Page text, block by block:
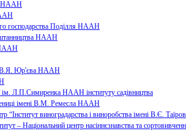
НААН
господарства Поділля НААН
НААН
НААН
В.Я. Юр'єва НААН
ім. Л.П.Симиренка НААН інституту садівництва
імені В.М. Ремесла НААН
“Інститут виноградарства і виноробства імені В.Є.
– Національний центр насіннєзнавства та